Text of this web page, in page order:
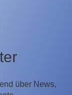
über News,